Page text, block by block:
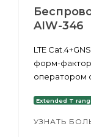
AIW-346
LTE
форм-
оператором
Extended T
УЗНАТЬ